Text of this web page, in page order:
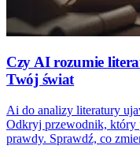
Czy AI rozumie
Twój świat
Ai do analizy literatury
Odkryj przewodnik, który
prawdy. Sprawdź, co